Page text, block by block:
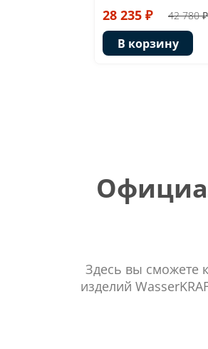
28 235 ₽ 42 780 ₽
В корзину
Здесь вы сможете
изделий